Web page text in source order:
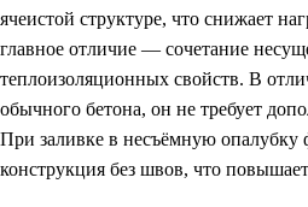
ячеистой структуре, что снижает
главное отличие — сочетание
теплоизоляционных свойств. В
обычного бетона, он не требует
При заливке в несъёмную опалубку
конструкция без швов, что